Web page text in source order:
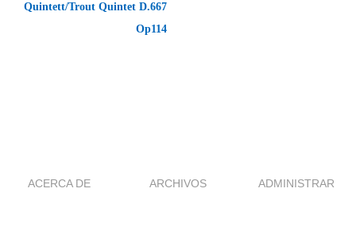
Quintett/Trout Quintet D.667
Op114
ACERCA DE ARCHIVOS ADMINISTRAR